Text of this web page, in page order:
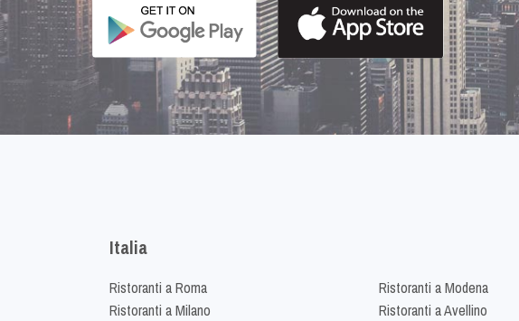
Italia
Ristoranti a Roma
Ristoranti a Milano
Ristoranti a Modena
Ristoranti a Avellino